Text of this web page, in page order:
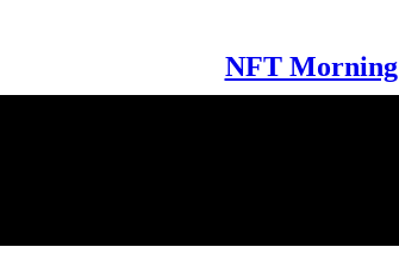
NFT Morning